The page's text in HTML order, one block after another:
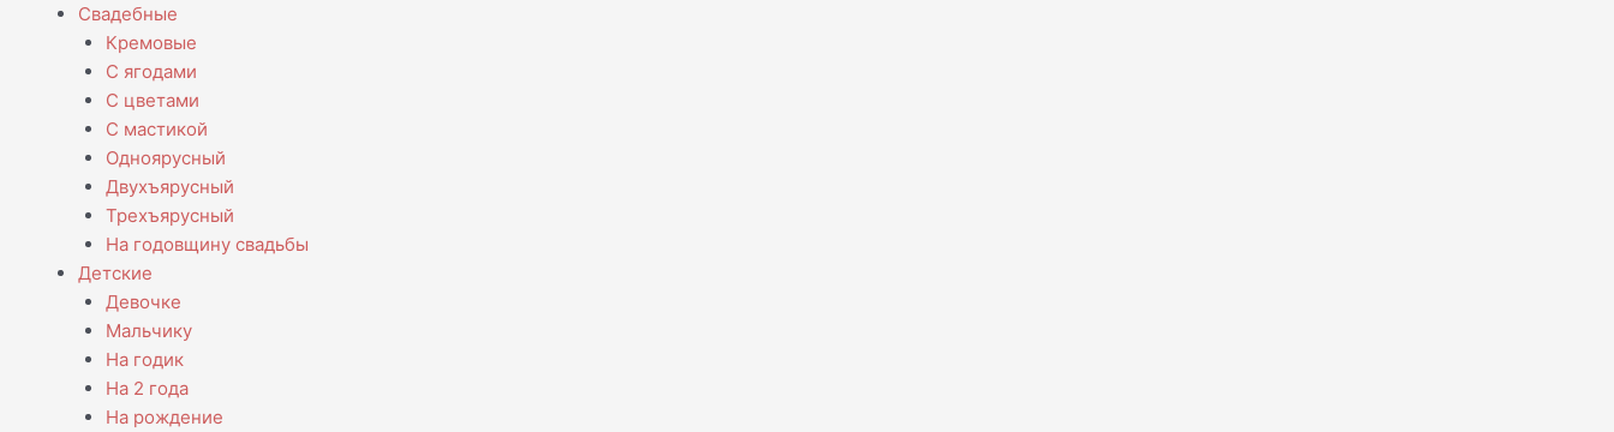
Свадебные
Кремовые
С ягодами
С цветами
С мастикой
Одноярусный
Двухъярусный
Трехъярусный
На годовщину свадьбы
Детские
Девочке
Мальчику
На годик
На 2 года
На рождение